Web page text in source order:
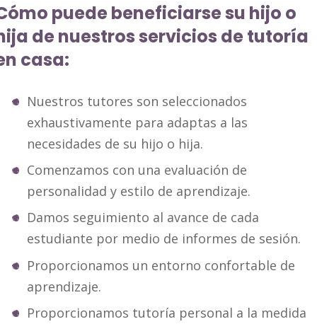
puede beneficiarse su hijo o
de nuestros servicios de tutoría
casa:
Nuestros tutores son seleccionados
exhaustivamente para adaptas a las
necesidades de su hijo o hija.
Comenzamos con una evaluación de
personalidad y estilo de aprendizaje.
Damos seguimiento al avance de cada
estudiante por medio de informes de sesión.
Proporcionamos un entorno confortable de
aprendizaje.
Proporcionamos tutoría personal a la medida